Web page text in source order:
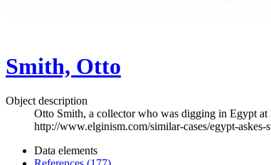
Smith, Otto
Object description
Otto Smith, a collector who was digging in Egypt at
http://www.elginism.com/similar-cases/egypt-
Data elements